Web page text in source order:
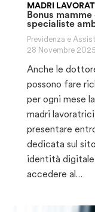
MADRI
Bonus
specialiste
Previdenza e
28 Novembre 2025
Anche le
possono fare
per ogni mese
madri
presentare
dedicata sul
identità
accedere al…